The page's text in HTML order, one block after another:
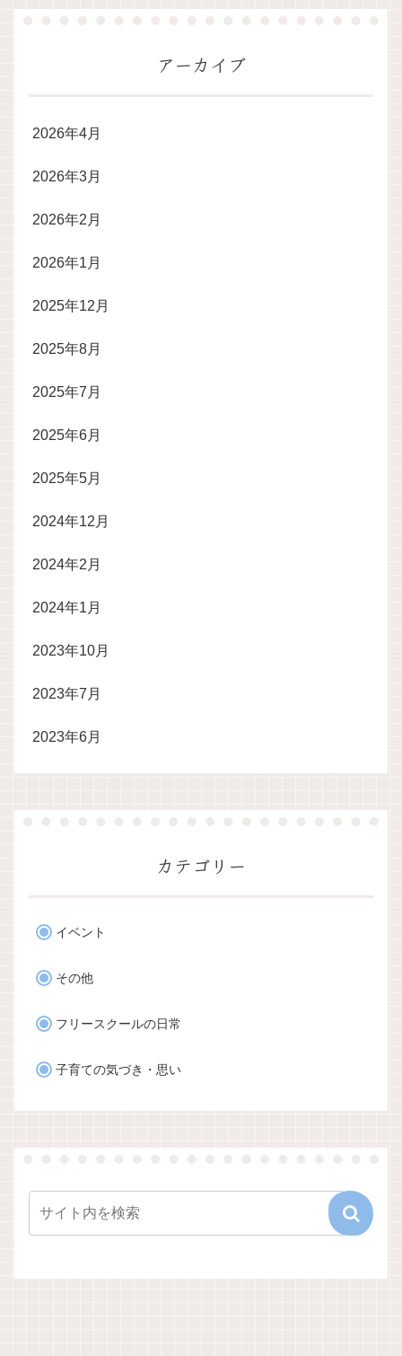
アーカイブ
2026年4月
2026年3月
2026年2月
2026年1月
2025年12月
2025年8月
2025年7月
2025年6月
2025年5月
2024年12月
2024年2月
2024年1月
2023年10月
2023年7月
2023年6月
カテゴリー
イベント
その他
フリースクールの日常
子育ての気づき・思い